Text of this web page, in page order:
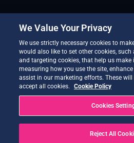
européennes
Il semble que nous ne trouvions
Une recherche pourrait peut-être
We Value Your Privacy
We use strictly necessary cookies to
would also like to set other cookies, such
and targeting cookies, that help us make
measuring how you use the site,
assist in our marketing efforts. These will
accept all cookies.
Cookie Policy
Cookies
Reject All